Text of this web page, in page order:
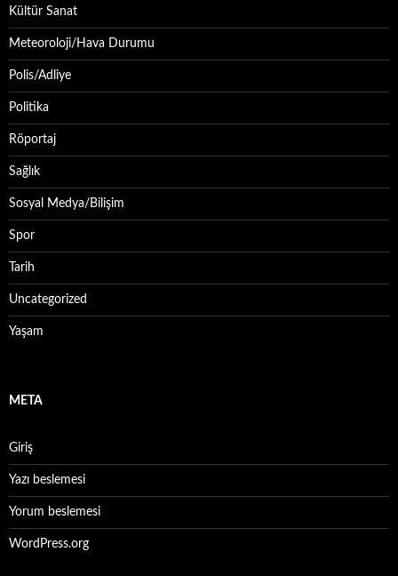
Kültür Sanat
Meteoroloji/Hava Durumu
Polis/Adliye
Politika
Röportaj
Sağlık
Sosyal Medya/Bilişim
Spor
Tarih
Uncategorized
Yaşam
META
Giriş
Yazı beslemesi
Yorum beslemesi
WordPress.org